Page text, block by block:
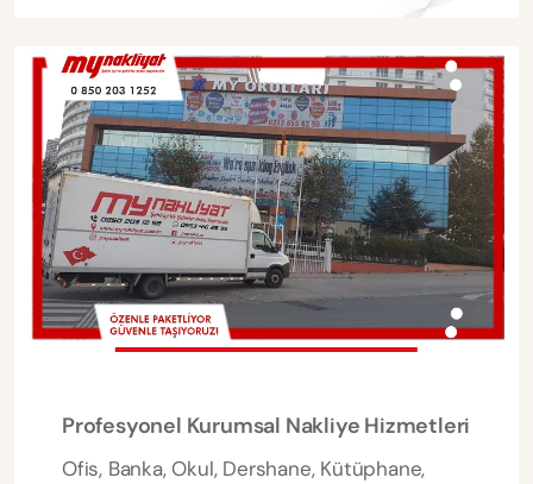
Profesyonel Kurumsal Nakliye Hizmetleri
Ofis, Banka, Okul, Dershane, Kütüphane,